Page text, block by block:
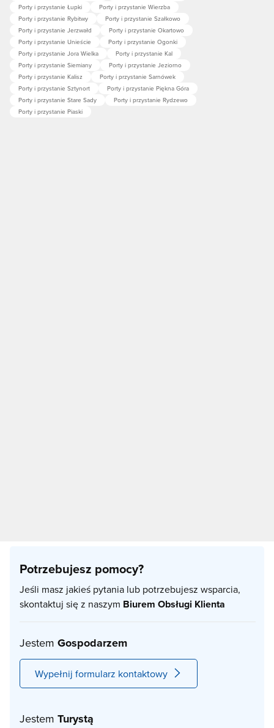
Porty i przystanie Łupki
Porty i przystanie Wierzba
Porty i przystanie Rybitwy
Porty i przystanie Szałkowo
Porty i przystanie Jerzwałd
Porty i przystanie Okartowo
Porty i przystanie Unieście
Porty i przystanie Ogonki
Porty i przystanie Jora Wielka
Porty i przystanie Kal
Porty i przystanie Siemiany
Porty i przystanie Jeziorno
Porty i przystanie Kalisz
Porty i przystanie Sarnówek
Porty i przystanie Sztynort
Porty i przystanie Piękna Góra
Porty i przystanie Stare Sady
Porty i przystanie Rydzewo
Porty i przystanie Piaski
Potrzebujesz pomocy?
Jeśli masz jakieś pytania lub potrzebujesz wsparcia,
skontaktuj się z naszym Biurem Obsługi Klienta
Jestem Gospodarzem
Wypełnij formularz kontaktowy
Jestem Turystą